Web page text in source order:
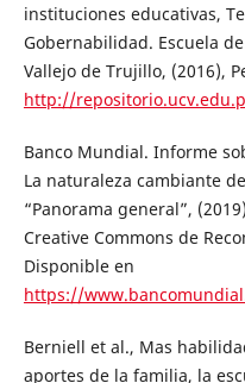
instituciones educativas,
Gobernabilidad. Escuela
Vallejo de Trujillo, (2016),
http://
Banco Mundial. Informe
La naturaleza cambiante
“Panorama general”,
Creative Commons de
Disponible en
https://
Berniell et al., Mas
aportes de la familia, la